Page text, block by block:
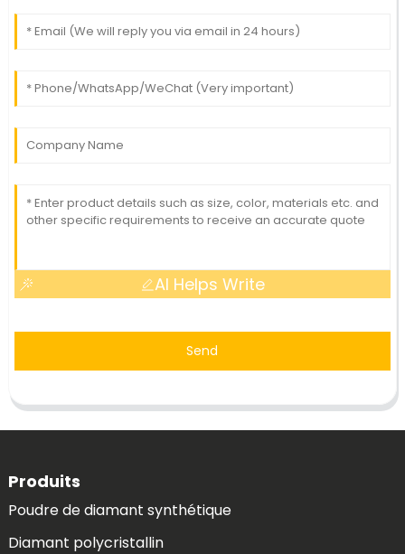
AI Helps Write
Send
Produits
Poudre de diamant synthétique
Diamant polycristallin